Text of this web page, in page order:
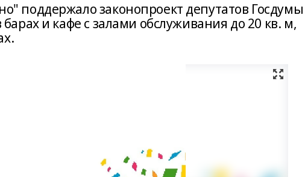
поддержало законопроект депутатов Госдумы
и кафе с залами обслуживания до 20 кв. м,